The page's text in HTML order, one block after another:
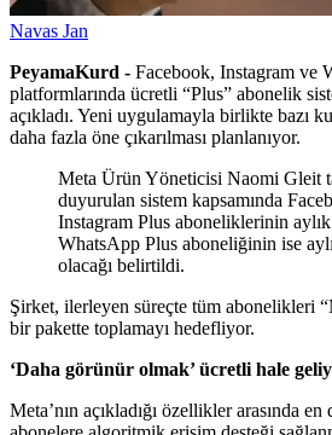
Navas Jan
PeyamaKurd - Facebook, Instagram ve
platformlarında ücretli “Plus” abonelik
açıkladı. Yeni uygulamayla birlikte bazı
daha fazla öne çıkarılması planlanıyor.
Meta Ürün Yöneticisi Naomi Gleit
duyurulan sistem kapsamında
Instagram Plus aboneliklerinin
WhatsApp Plus aboneliğinin ise
olacağı belirtildi.
Şirket, ilerleyen süreçte tüm abonelikleri
bir pakette toplamayı hedefliyor.
‘Daha görünür olmak’ ücretli hale
Meta’nın açıkladığı özellikler arasında